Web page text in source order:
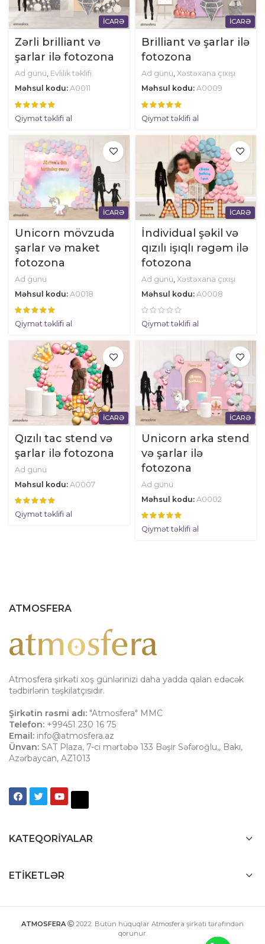
İCARƏ
Zərli brilliant və
şarlar ilə fotozona
Ad günü, Evlilik təklifi
Məhsul kodu: A0011
Qiymət təklifi al
İCARƏ
Brilliant və şarlar ilə
fotozona
Ad günü, Xəstəxana çıxışı
Məhsul kodu: A0009
Qiymət təklifi al
İCARƏ
Unicorn mövzuda
şarlar və maket
fotozona
Ad günü
Məhsul kodu: A0018
Qiymət təklifi al
İCARƏ
İndividual şəkil və
qızılı işıqlı rəgəm ilə
fotozona
Ad günü Xəstəxana çıxışı
Məhsul kodu: A0008
Qiymət təklifi al
İCARƏ
Qızılı tac stend və
şarlar ilə fotozona
Ad günü
Məhsul kodu: A0007
Qiymət təklifi al
İCARƏ
Unicorn arka stend
və şarlar ilə
fotozona
Ad günü
Məhsul kodu: A0002
Qiymət təklifi al
ATMOSFERA
Atmosfera şirkəti xoş günlərinizi daha yadda qalan edəcək
tədbirlərin təşkilatçısıdır.
Şirkətin rəsmi adı: "Atmosfera" MMC
Telefon: +99451 230 16 75
Email: info@atmosfera.az
Ünvan: SAT Plaza, 7-ci mərtəbə 133 Bəşir Səfəroğlu,, Bakı,
Azərbaycan, AZ1013
KATEQORIYALAR
ETIKETLƏR
ATMOSFERA 2022 . Bütün hüquqlar Atmosfera şirkəti tərəfindən
qorunur.